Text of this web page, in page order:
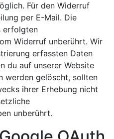
Für den Widerruf
per E-Mail. Die
erfolgten
Widerruf unberührt. Wir
erfassten Daten
du auf unserer Website
werden gelöscht, sollten
ihrer Erhebung nicht
unberührt.